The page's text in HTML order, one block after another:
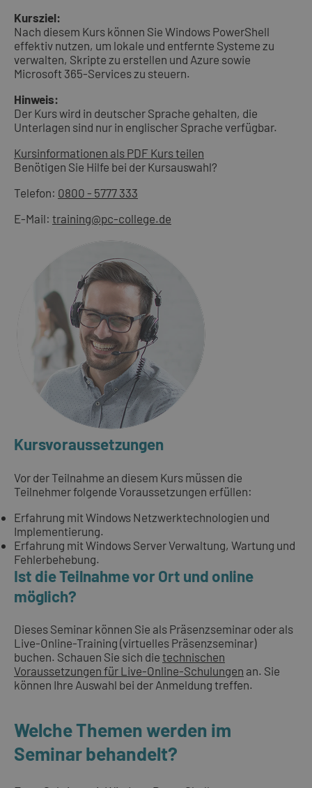
Kursziel:
Nach diesem Kurs können Sie Windows PowerShell
effektiv nutzen, um lokale und entfernte Systeme zu
verwalten, Skripte zu erstellen und Azure sowie
Microsoft 365-Services zu steuern.
Hinweis:
Der Kurs wird in deutscher Sprache gehalten, die
Unterlagen sind nur in englischer Sprache verfügbar.
Kursinformationen als PDF Kurs teilen
Benötigen Sie Hilfe bei der Kursauswahl?
Telefon: 0800 - 5777 333
E-Mail: training@pc-college.de
Kursvoraussetzungen
Vor der Teilnahme an diesem Kurs müssen die
Teilnehmer folgende Voraussetzungen erfüllen:
Erfahrung mit Windows Netzwerktechnologien und
Implementierung.
Erfahrung mit Windows Server Verwaltung, Wartung und
Fehlerbehebung.
Ist die Teilnahme vor Ort und online
möglich?
Dieses Seminar können Sie als Präsenzseminar oder als
Live-Online-Training (virtuelles Präsenzseminar)
buchen. Schauen Sie sich die technischen
Voraussetzungen für Live-Online-Schulungen an. Sie
können Ihre Auswahl bei der Anmeldung treffen.
Welche Themen werden im
Seminar behandelt?